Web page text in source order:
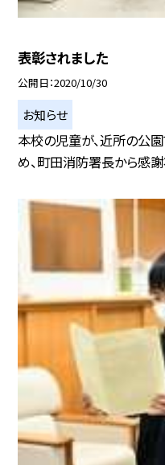
表彰されました
公開日 2020/10/30
お知らせ
本校の児童が、近所の公
め、町田消防署長から感